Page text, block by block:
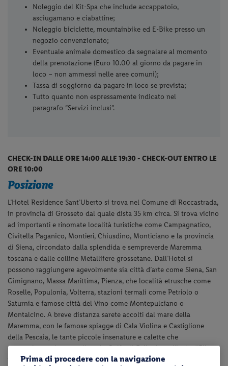
Noleggio del Kit-Spa che include accappatoio,
asciugamano e ciabattine;
Noleggio biciclette, mountainbike ed E-Bike presso un
negozio convenzionato;
Eventuale animale domestico da segnalare al momento
della prenotazione (Euro 10.00 al giorno da pagare in
loco – non ammessi nelle aree comuni);
Tassa di soggiorno da pagare in loco se prevista;
Tutto quanto non espressamente indicato nel
paragrafo “Servizi inclusi”.
CHECK-IN DALLE ORE 14:00 ALLE 19:30 - CHECK-OUT ENTRO LE
ORE 10:00
Posizione
L’Hotel Residence Sant’Uberto si trova nel Comune di Roccastrada,
in provincia di Grosseto dal quale dista 35 km circa. Si trova vicino
ad importanti e rinomate località turistiche come Campagnatico,
Civitella Paganico, Montieri, Chiusdino, Monticiano e la provincia
di Siena, circondato dalla splendida e sempreverde Maremma
toscana e dalle colline Metallifere grossetane. Dall’Hotel si
possono raggiungere agevolmente sia città d’arte come Siena, San
Gimignano, Massa Marittima, Pienza, che località etrusche come
Roselle, Populonia, Volterra, stazioni termali come Petriolo o
Saturnia e famose città del Vino come Montepulciano o
Montalcino. A breve distanza sarete accolti dal mare della
Maremma, con le famose spiagge di Cala Violina e Castiglione
della Pescaia, le tante piccole insenature e calette che
caratterizzano la costa, l’ampio Golfo di Follonica e l’isola d’Elba
fino al Parco Naturale della Maremma che dal 1993 è stato
Prima di procedere con la navigazione